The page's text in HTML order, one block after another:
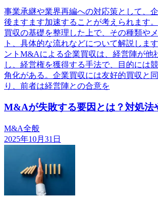
事業承継や業界再編への対応策として、
後ますます加速することが考えられます
買収の基礎を整理した上で、その種類や
ト、具体的な流れなどについて解説しま
ントM&Aによる企業買収は、経営陣が他
し、経営権を獲得する手法で、目的には
角化がある。企業買収には友好的買収と
り、前者は経営陣との合意を
M&Aが失敗する要因とは？対処法
M&A全般
2025年10月31日